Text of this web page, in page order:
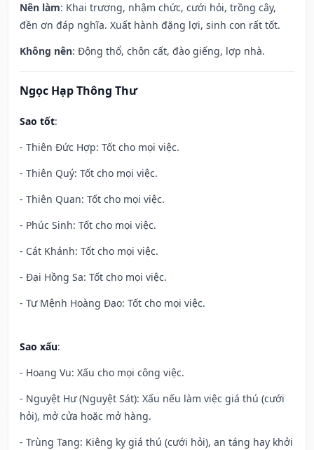
Nên làm: Khai trương, nhậm chức, cưới hỏi, trồng cây,
đền ơn đáp nghĩa. Xuất hành đặng lợi, sinh con rất tốt.
Không nên: Động thổ, chôn cất, đào giếng, lợp nhà.
Ngọc Hạp Thông Thư
Sao tốt:
- Thiên Đức Hợp: Tốt cho mọi việc.
- Thiên Quý: Tốt cho mọi việc.
- Thiên Quan: Tốt cho mọi việc.
- Phúc Sinh: Tốt cho mọi việc.
- Cát Khánh: Tốt cho mọi việc.
- Đại Hồng Sa: Tốt cho mọi việc.
- Tư Mệnh Hoàng Đạo: Tốt cho mọi việc.
Sao xấu:
- Hoang Vu: Xấu cho mọi công việc.
- Nguyệt Hư (Nguyệt Sát): Xấu nếu làm việc giá thú (cưới
hỏi), mở cửa hoặc mở hàng.
- Trùng Tang: Kiêng kỵ giá thú (cưới hỏi), an táng hay khởi